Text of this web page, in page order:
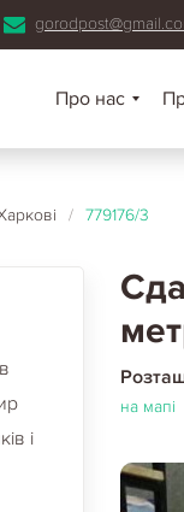
Про нас
/ 779176/3
і
на мапі